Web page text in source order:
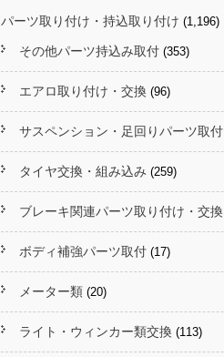
パーツ取り付け・持込取り付け (1,196)
その他パーツ持込み取付 (353)
エアロ取り付け・交換 (96)
サスペンション・足回りパーツ取付
タイヤ交換・組み込み (259)
ブレーキ関連パーツ取り付け・交換
ボディ補強パーツ取付 (17)
メーター類 (20)
ライト・ウィンカー類交換 (113)